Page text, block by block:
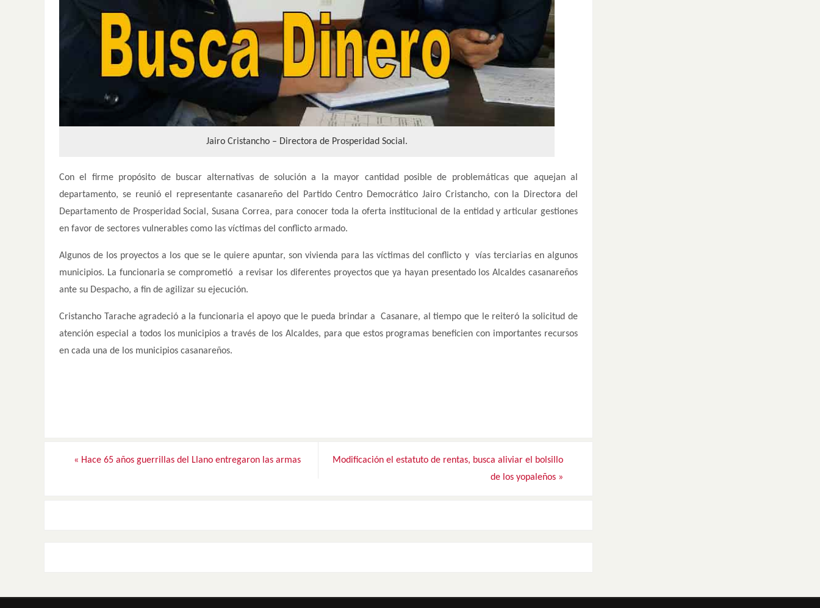
Jairo Cristancho – Directora de Prosperidad Social.
Con el firme propósito de buscar alternativas de solución a la mayor cantidad posible de problemáticas que aquejan al
departamento, se reunió el representante casanareño del Partido Centro Democrático Jairo Cristancho, con la Directora del
Departamento de Prosperidad Social, Susana Correa, para conocer toda la oferta institucional de la entidad y articular gestiones
en favor de sectores vulnerables como las víctimas del conflicto armado.
Algunos de los proyectos a los que se le quiere apuntar, son vivienda para las víctimas del conflicto y vías terciarias en algunos
municipios. La funcionaria se comprometió a revisar los diferentes proyectos que ya hayan presentado los Alcaldes casanareños
ante su Despacho, a fin de agilizar su ejecución.
Cristancho Tarache agradeció a la funcionaria el apoyo que le pueda brindar a Casanare, al tiempo que le reiteró la solicitud de
atención especial a todos los municipios a través de los Alcaldes, para que estos programas beneficien con importantes recursos
en cada una de los municipios casanareños.
« Hace 65 años guerrillas del Llano entregaron las armas
Modificación el estatuto de rentas, busca aliviar el bolsillo
de los yopaleños »